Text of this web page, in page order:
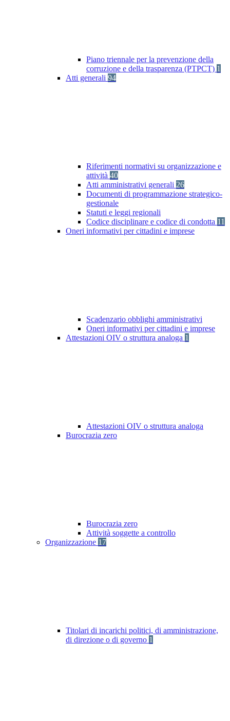
Piano triennale per la prevenzione della
corruzione e della trasparenza (PTPCT) 1
Atti generali 94
Riferimenti normativi su organizzazione e
attività 40
Atti amministrativi generali 26
Documenti di programmazione strategico-
gestionale
Statuti e leggi regionali
Codice disciplinare e codice di condotta 11
Oneri informativi per cittadini e imprese
Scadenzario obblighi amministrativi
Oneri informativi per cittadini e imprese
Attestazioni OIV o struttura analoga 1
Attestazioni OIV o struttura analoga
Burocrazia zero
Burocrazia zero
Attività soggette a controllo
Organizzazione 17
Titolari di incarichi politici, di amministrazione,
di direzione o di governo 1